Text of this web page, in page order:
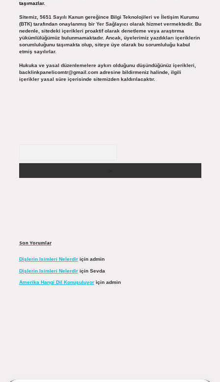
taşımazlar.
Sitemiz, 5651 Sayılı Kanun gereğince Bilgi Teknolojileri ve İletişim Kurumu
(BTK) tarafından onaylanmış bir Yer Sağlayıcı olarak hizmet vermektedir. Bu
nedenle, sitedeki içerikleri proaktif olarak denetleme veya araştırma
yükümlülüğümüz bulunmamaktadır. Ancak, üyelerimiz yazdıkları içeriklerin
sorumluluğunu taşımakta olup, siteye üye olarak bu sorumluluğu kabul
etmiş sayılırlar.
Hukuka ve yasal düzenlemelere aykırı olduğunu düşündüğünüz içerikleri,
backlinkpanelicomtr@gmail.comadresine bildirmeniz halinde, ilgili
içerikler yasal süre içerisinde sitemizden kaldırılacaktır.
Son Yorumlar
Dişlerin Isimleri Nelerdiriçin admin
Dişlerin Isimleri Nelerdiriçin Sevda
Amerika Hangi Dil Konuşuluyoriçin admin